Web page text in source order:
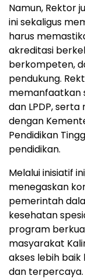
Namun, Rektor
ini sekaligus
harus
akreditasi
berkompeten,
pendukung.
memanfaatkan
dan LPDP,
dengan
Pendidikan
pendidikan.
Melalui inisiatif
menegaskan
pemerintah
kesehatan
program
masyarakat
akses lebih
dan terpercaya.